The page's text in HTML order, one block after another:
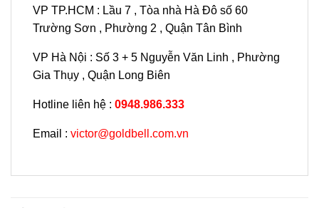
VP TP.HCM : Lầu 7 , Tòa nhà Hà Đô số 60
Trường Sơn , Phường 2 , Quận Tân Bình
VP Hà Nội : Số 3 + 5 Nguyễn Văn Linh , Phường
Gia Thụy , Quận Long Biên
Hotline liên hệ : 0948.986.333
Email : victor@goldbell.com.vn